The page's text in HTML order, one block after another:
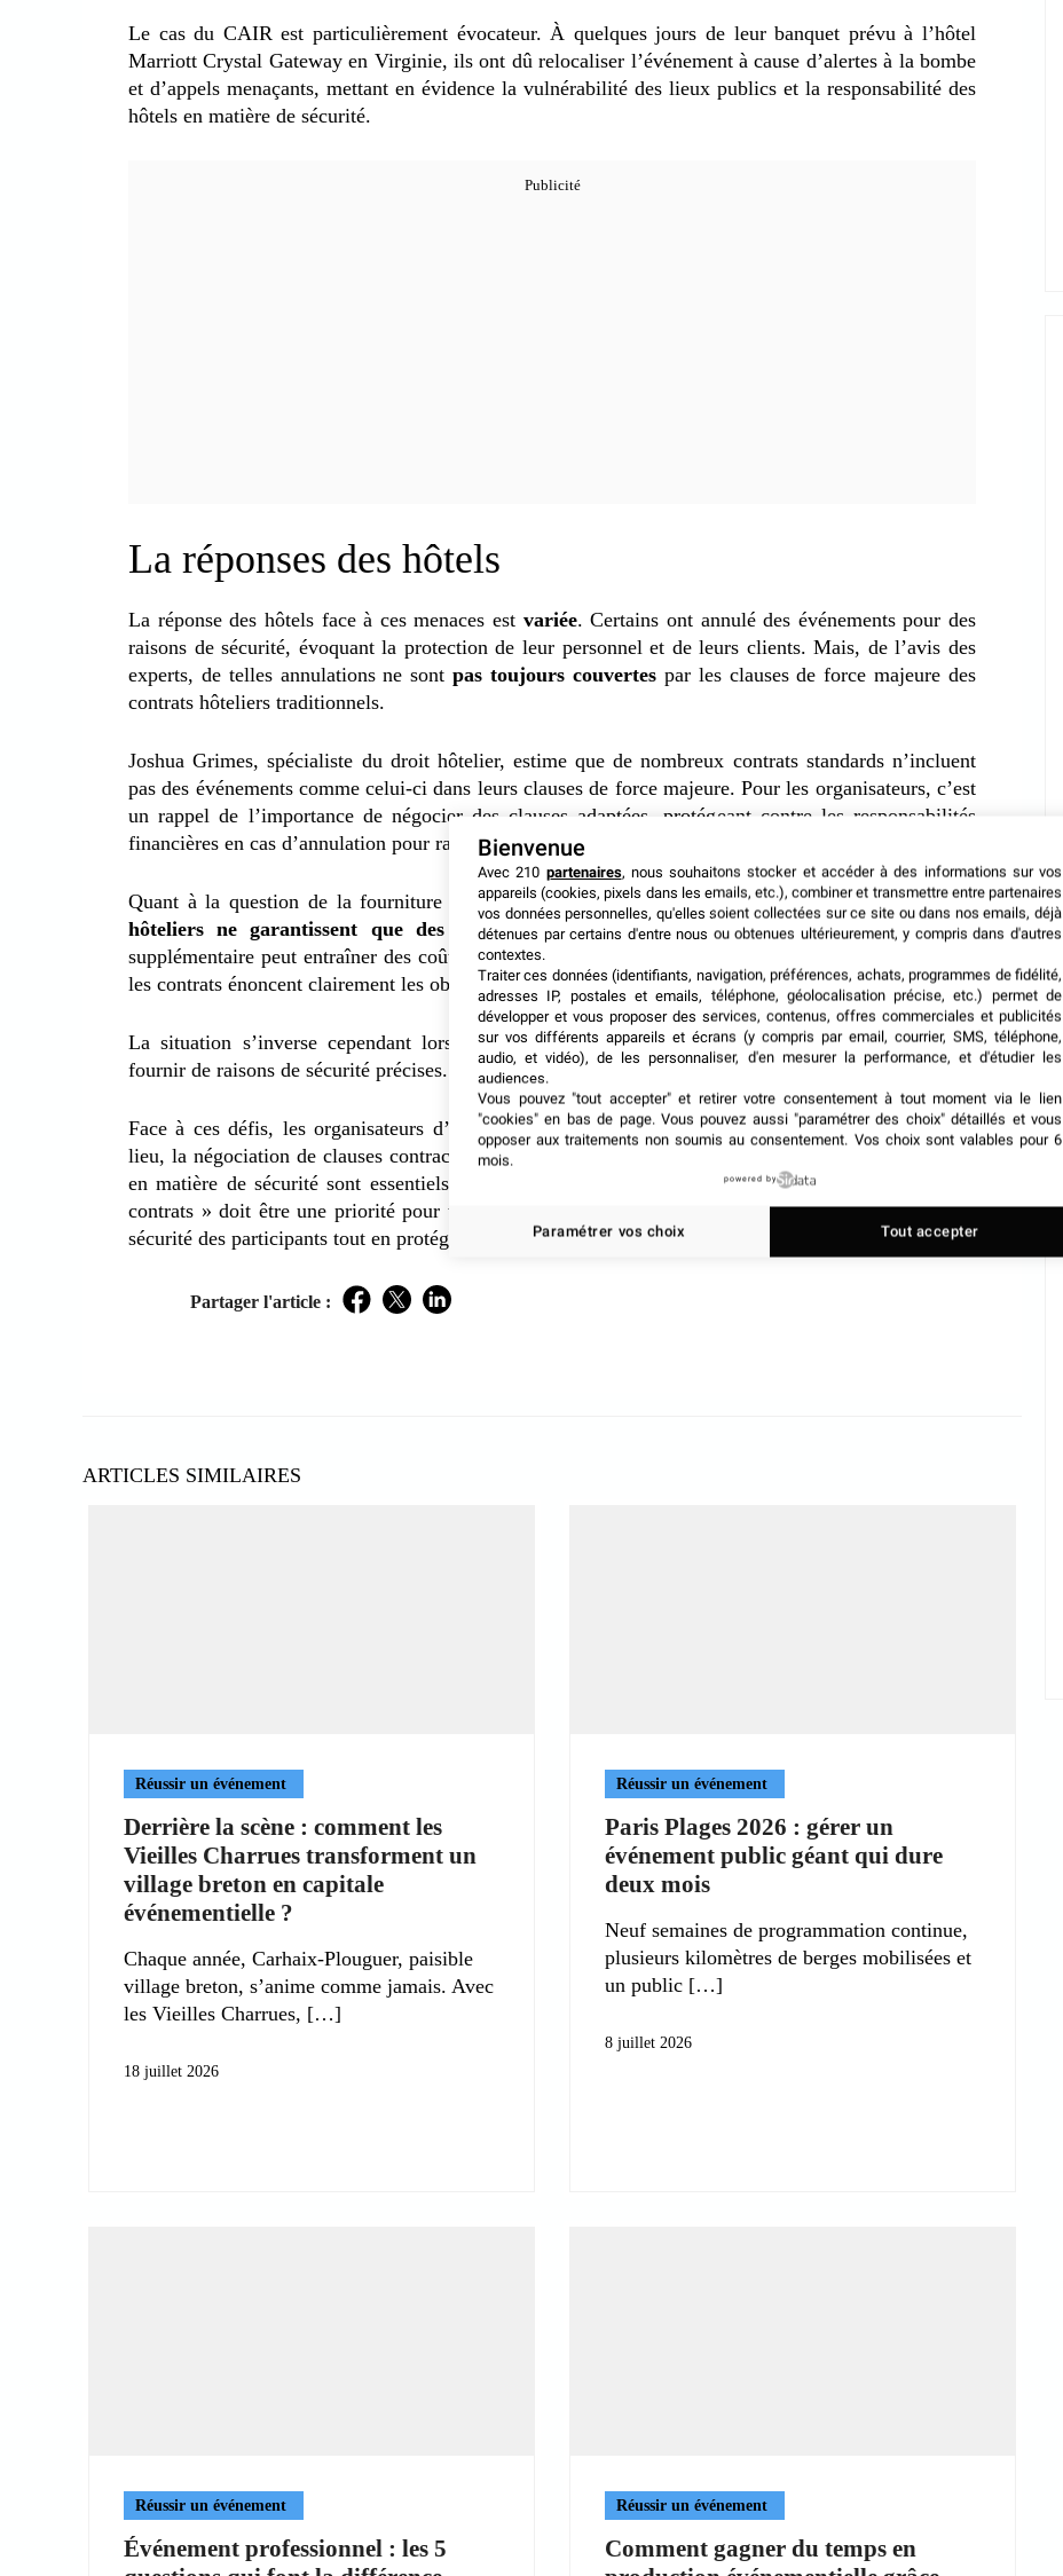
Le cas du CAIR est particulièrement évocateur. À quelques jours de leur banquet prévu à l’hôtel
Marriott Crystal Gateway en Virginie, ils ont dû relocaliser l’événement à cause d’alertes à la bombe
et d’appels menaçants, mettant en évidence la vulnérabilité des lieux publics et la responsabilité des
hôtels en matière de sécurité.
La réponses des hôtels
La réponse des hôtels face à ces menaces est variée. Certains ont annulé des événements pour des
raisons de sécurité, évoquant la protection de leur personnel et de leurs clients. Mais, de l’avis des
experts, de telles annulations ne sontpas toujours couvertespar les clauses de force majeure des
contrats hôteliers traditionnels.
Joshua Grimes, spécialiste du droit hôtelier, estime que de nombreux contrats standards n’incluent
pas des événements comme celui-ci dans leurs clauses de force majeure. Pour les organisateurs, c’est
un rappel de l’importance de négocier des clauses adaptées, protégeant contre les responsabilités
financières en cas d’annulation pour raisons de sécurité.
Quant à la question de la fourniture d’une sécurité adéquate par l’hôtel,la plupart des contrats
hôteliers ne garantissent que des mesures de sécurité de base . De plus, toute protection
supplémentaire peut entraîner des coûts additionnels pour les organisateurs. Il est donc essentiel que
les contrats énoncent clairement les obligations de chaque partie en matière de sécurité.
La situation s’inverse cependant lorsque l’hôtel prend la décision d’annuler un événement sans
fournir de raisons de sécurité précises.
Face à ces défis, les organisateurs d’événements doiventfaire preuve de prudence. Le choix du
lieu, la négociation de clauses contractuelles solides et une compréhension claire des responsabilités
en matière de sécurité sont essentiels. Dans ce contexte mouvant, la « sécurité des événements et
contrats » doit être une priorité pour tous les professionnels de l’événementiel, garantissant ainsi la
sécurité des participants tout en protégeant les intérêts des organisateurs.
Partager l'article : Facebook
TwitterLinkedIn
ARTICLES SIMILAIRES
Réussir un événement
Derrière la scène : comment les
Vieilles Charrues transforment un
village breton en capitale
événementielle ?
Chaque année, Carhaix-Plouguer, paisible
village breton, s’anime comme jamais. Avec
les Vieilles Charrues,
18 juillet 2026
Réussir un événement
Paris Plages 2026 : gérer un
événement public géant qui dure
deux mois
Neuf semaines de programmation continue,
plusieurs kilomètres de berges mobilisées et
un public
8 juillet 2026
Réussir un événement
Événement professionnel : les 5
Réussir un événement
Comment gagner du temps en
Bienvenue
Avec 210 partenaires, nous souhaitons stocker et accéder à des informations sur vos
appareils (cookies, pixels dans les emails, etc.), combiner et transmettre entre partenaires
vos données personnelles, qu'elles soient collectées sur ce site ou dans nos emails, déjà
détenues par certains d'entre nous ou obtenues ultérieurement, y compris dans d'autres
contextes.
Traiter ces données (identifiants, navigation, préférences, achats, programmes de fidélité,
adresses IP, postales et emails, téléphone, géolocalisation précise, etc.) permet de
développer et vous proposer des services, contenus, offres commerciales et publicités
sur vos différents appareils et écrans (y compris par email, courrier, SMS, téléphone,
audio, et vidéo), de les personnaliser, d'en mesurer la performance, et d'étudier les
audiences.
Vous pouvez "tout accepter" et retirer votre consentement à tout moment via le lien
"cookies" en bas de page. Vous pouvez aussi "paramétrer des choix" détaillés et vous
opposer aux traitements non soumis au consentement. Vos choix sont valables pour 6
mois.
powered by
Paramétrer vos choix Tout accepter